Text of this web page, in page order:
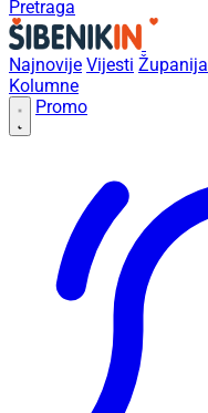
Pretraga
Najnovije Vijesti Županija
Kolumne
Promo